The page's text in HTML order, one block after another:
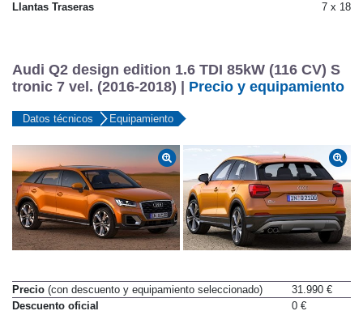
Llantas delanteras
7 x 18
Audi Q2 design edition 1.6 TDI 85kW (116 CV) S
tronic 7 vel. (2016-2018) |
Precio y equipamiento
Precio(con descuento y equipamiento seleccionado)
31.990 €